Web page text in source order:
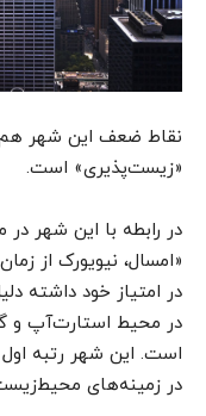
نقاط ضعف این شهر
«زیست‌پذیری» است.
در رابطه با این شهر در
«امسال، نیویورک از
در امتیاز خود داشته
در محیط استارت‌آپ و
در زمینه‌های